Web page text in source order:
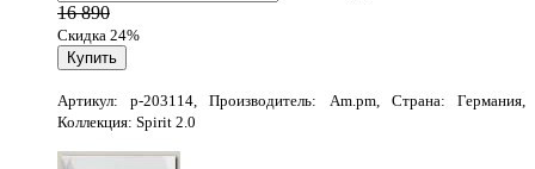
16 890
Скидка 24%
Артикул: p-203114, Производитель: Am.pm, Страна: Германия,
Коллекция: Spirit 2.0